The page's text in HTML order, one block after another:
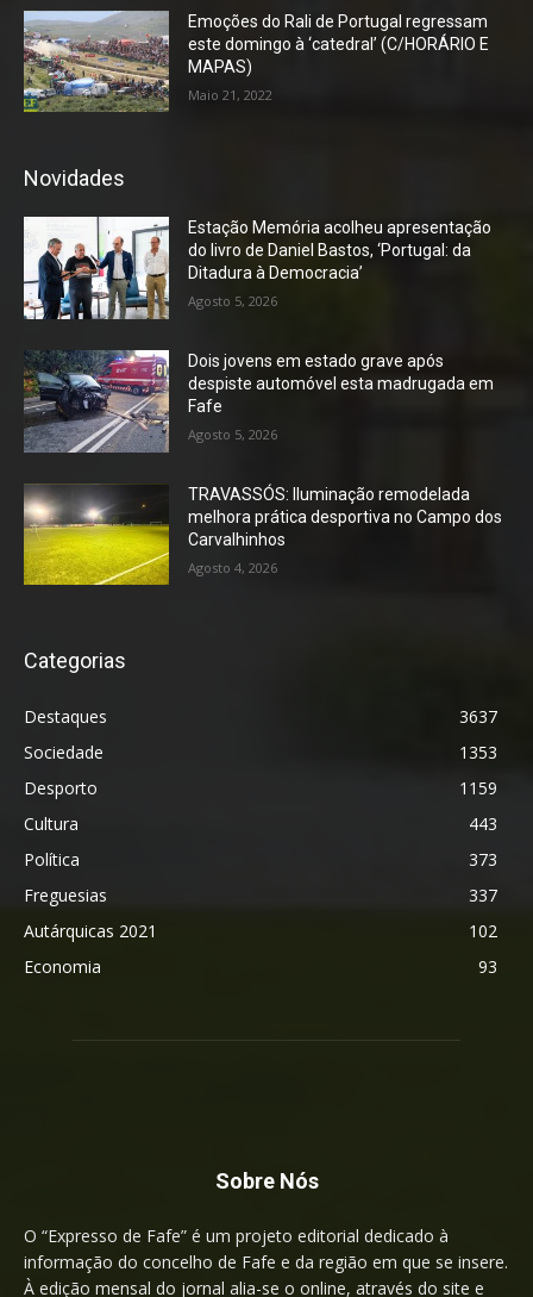
Emoções do Rali de Portugal regressam
este domingo à ‘catedral’ (C/HORÁRIO E
MAPAS)
Maio 21, 2022
Novidades
Estação Memória acolheu apresentação
do livro de Daniel Bastos, ‘Portugal: da
Ditadura à Democracia’
Agosto 5, 2026
Dois jovens em estado grave após
despiste automóvel esta madrugada em
Fafe
Agosto 5, 2026
TRAVASSÓS: Iluminação remodelada
melhora prática desportiva no Campo dos
Carvalhinhos
Agosto 4, 2026
Categorias
Destaques
3637
Sociedade
1353
Desporto
1159
Cultura
443
Política
373
Freguesias
337
Autárquicas 2021
102
Economia
93
Sobre Nós
O “Expresso de Fafe” é um projeto editorial dedicado à
informação do concelho de Fafe e da região em que se insere.
À edição mensal do jornal alia-se o online, através do site e